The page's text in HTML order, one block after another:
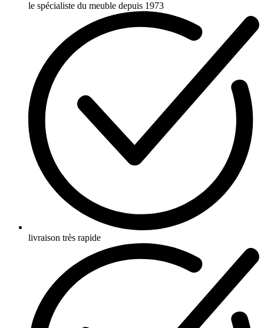
le spécialiste du meuble depuis 1973
livraison très rapide